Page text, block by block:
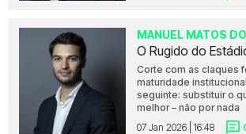
MANUEL MATOS
O Rugido do
Corte com as claques
maturidade
seguinte: substituir o
melhor – não por nada
07 Jan 2026 | 16:48